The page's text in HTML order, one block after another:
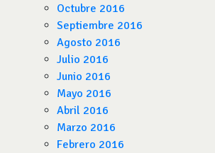
Octubre 2016
Septiembre 2016
Agosto 2016
Julio 2016
Junio 2016
Mayo 2016
Abril 2016
Marzo 2016
Febrero 2016